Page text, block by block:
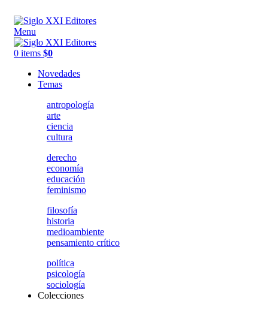
Menu
0 items $0
Novedades
Temas
antropología
arte
ciencia
cultura
derecho
economía
educación
feminismo
filosofía
historia
medioambiente
pensamiento crítico
política
psicología
sociología
Colecciones